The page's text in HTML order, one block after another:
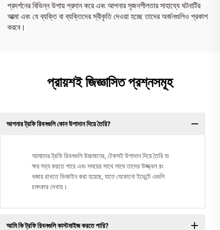
প্রদর্শনের বিভিন্ন উপায় প্রদান করে এবং আপনার সৃজনশীলতার সাহায্যে ঘটনাটির
আত্মা এবং যে ব্যক্তি বা ব্যক্তিদের স্বীকৃতি দেওয়া হচ্ছে তাদের অর্জনগুলিও প্রকাশ
করবে।
প্রায়শই জিজ্ঞাসিত প্রশ্নসমূহ
আপনার ট্রফি রিবনগুলি কোন উপাদান দিয়ে তৈরি?
আমাদের ট্রফি রিবনগুলি উচ্চমানের, টেকসই উপাদান দিয়ে তৈরি যা
ক্ষয় সহ্য করতে পারে এবং সময়ের সাথে সাথে তাদের উজ্জ্বল রং
বজায় রাখতে ডিজাইন করা হয়েছে, যাতে যেকোনো ইভেন্টে এগুলি
চমৎকার দেখায়।
আমি কি ট্রফি রিবনগুলি কাস্টমাইজ করতে পারি?